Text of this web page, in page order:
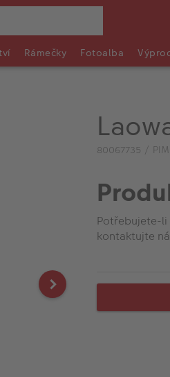
Rámečky Fotoalba
80067735 /
Potřebujete-
kontaktujte